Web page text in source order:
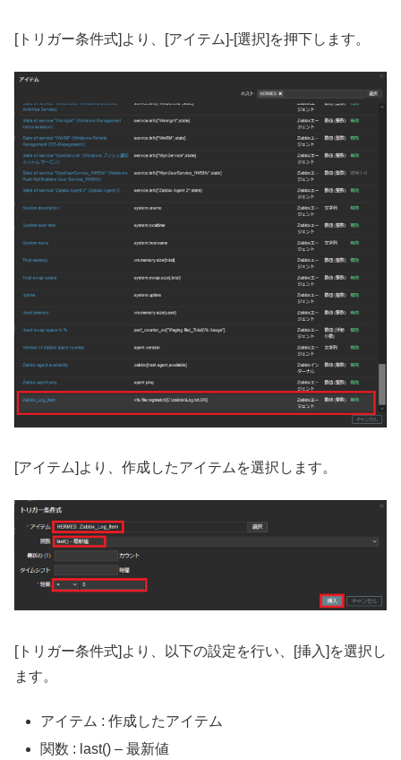
[トリガー条件式]より、[アイテム]-[選択]を押下します。
[アイテム]より、作成したアイテムを選択します。
[トリガー条件式]より、以下の設定を行い、[挿入]を選択し
ます。
アイテム : 作成したアイテム
関数 : last() – 最新値